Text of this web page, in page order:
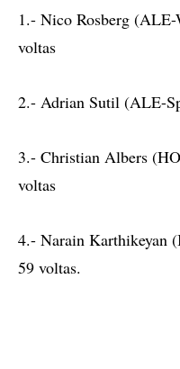
1.- Nico Rosberg
voltas
2.- Adrian Sutil (ALE-
3.- Christian Albers
voltas
4.- Narain Karthikeyan
59 voltas.